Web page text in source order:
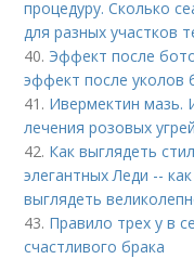
процедуру. Сколько
для разных участков
40. Эффект после
эффект после уколов
41. Ивермектин мазь.
лечения розовых угрей
42. Как выглядеть
элегантных Леди --
выглядеть
43. Правило трех у в
счастливого брака